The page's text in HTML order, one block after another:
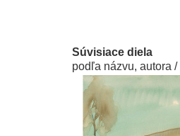
Súvisiace diela
podľa názvu, autora /